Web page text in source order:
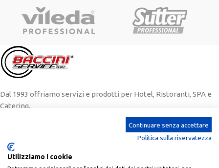
Dal 1993 offriamo servizi e prodotti per Hotel, Ristoranti, SPA e
Catering.
Via Sabotino 53, – 04100 – Borgo Piave, Latina
info@bacciniservice.it
Continuare senza accettare
Politica sulla riservatezza
Utilizziamo i cookie